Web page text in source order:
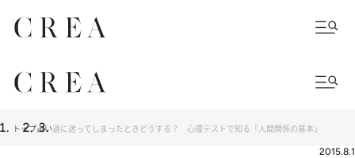
トップ占い道に迷ってしまったときどうする？ 心理テストで知る「人間関係の基本」
2015.8.1